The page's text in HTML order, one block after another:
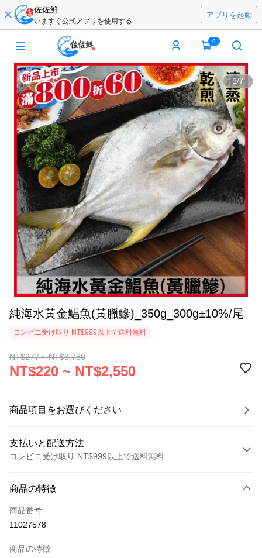
佐佐鮮
いますぐ公式アプリを使用する
アプリを起動
0
1/7
純海水黃金鯧魚(黃臘鰺)_350g_300g±10%/尾
コンビニ受け取り NT$999以上で送料無料
NT$277 ~ NT$3,780
NT$220 ~ NT$2,550
商品項目をお選びください
支払いと配送方法
コンビニ受け取り NT$999以上で送料無料
クレジットカード1回払い
クレジットカード分割払い
合作金庫商業銀行
6回払い、金利0、毎回
商品の特徴
商品番号
11027578
商品の特徴